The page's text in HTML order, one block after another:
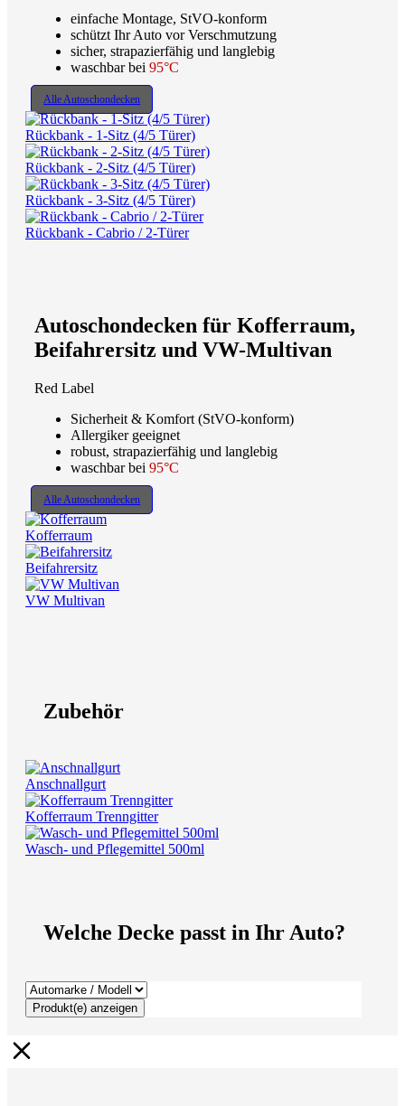
einfache Montage, StVO-konform
schützt Ihr Auto vor Verschmutzung
sicher, strapazierfähig und langlebig
waschbar bei 95°C
Alle Autoschondecken
Rückbank - 1-Sitz (4/5 Türer)
Rückbank - 2-Sitz (4/5 Türer)
Rückbank - 3-Sitz (4/5 Türer)
Rückbank - Cabrio / 2-Türer
Autoschondecken für Kofferraum,
Beifahrersitz und VW-Multivan
Red Label
Sicherheit & Komfort (StVO-konform)
Allergiker geeignet
robust, strapazierfähig und langlebig
waschbar bei 95°C
Alle Autoschondecken
Kofferraum
Beifahrersitz
VW Multivan
Zubehör
Anschnallgurt
Kofferraum Trenngitter
Wasch- und Pflegemittel 500ml
Welche Decke passt in Ihr Auto?
Produkt(e) anzeigen